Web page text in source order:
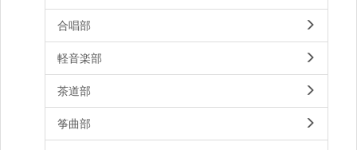
合唱部
軽音楽部
茶道部
筝曲部